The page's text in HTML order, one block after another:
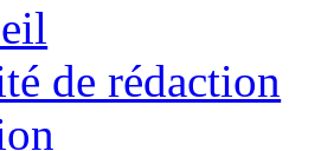
de rédaction